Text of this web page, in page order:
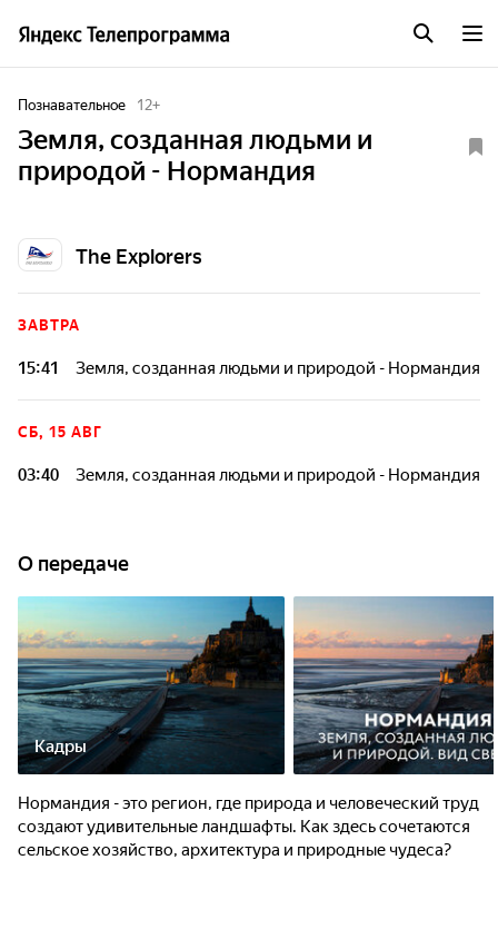
Познавательное 12+
Земля, созданная людьми и
природой - Нормандия
The Explorers
ЗАВТРА
15:41 Земля, созданная людьми и природой - Нормандия
СБ, 15 АВГ
03:40 Земля, созданная людьми и природой - Нормандия
О передаче
Кадры
Нормандия - это регион, где природа и человеческий труд
создают удивительные ландшафты. Как здесь сочетаются
сельское хозяйство, архитектура и природные чудеса?